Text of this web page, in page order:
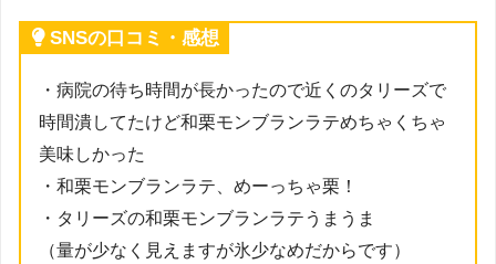
SNSの口コミ・感想
・病院の待ち時間が長かったので近くのタリーズで
時間潰してたけど和栗モンブランラテめちゃくちゃ
美味しかった
・和栗モンブランラテ、めーっちゃ栗！
・タリーズの和栗モンブランラテうまうま
（量が少なく見えますが氷少なめだからです）